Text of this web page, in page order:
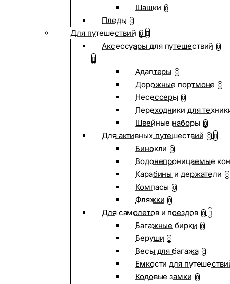
Шашки 0
Пледы 0
Для путешествий 0
Аксессуары для путешествий 0
Адаптеры 0
Дорожные портмоне 0
Несессеры 0
Переходники для
Швейные наборы 0
Для активных путешествий 0
Бинокли 0
Водонепроницаемые
Карабины и держатели 0
Компасы 0
Фляжки 0
Для самолетов и поездов 0
Багажные бирки 0
Беруши 0
Весы для багажа 0
Емкости для
Кодовые замки 0